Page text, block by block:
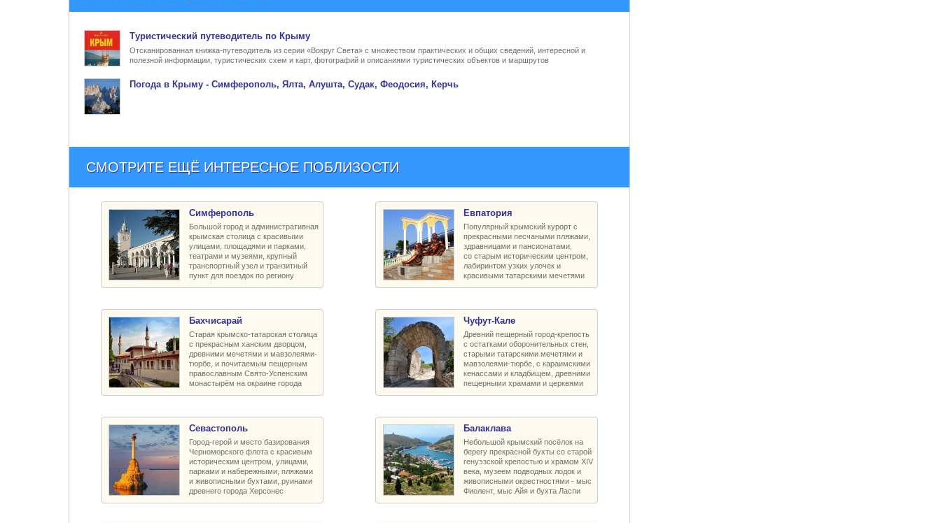
Туристический путеводитель по Крыму
Отсканированная книжка-путеводитель из серии «Вокруг Света» с множеством практических и общих сведений, интересной и
полезной информации, туристических схем и карт, фотографий и описаниями туристических объектов и маршрутов
Погода в Крыму- Симферополь, Ялта, Алушта, Судак, Феодосия, Керчь
СМОТРИТЕ ЕЩЁ ИНТЕРЕСНОЕ ПОБЛИЗОСТИ
Симферополь
Большой город и административная
крымская столица с красивыми
улицами, площадями и парками,
театрами и музеями, крупный
транспортный узел и транзитный
пункт для поездок по региону
Евпатория
Популярный крымский курорт с
прекрасными песчаными пляжами,
здравницами и пансионатами,
со старым историческим центром,
лабиринтом узких улочек и
красивыми татарскими мечетями
Бахчисарай
Старая крымско-татарская столица
с прекрасным ханским дворцом,
древними мечетями и мавзолеями-
тюрбе, и почитаемым пещерным
православным Свято-Успенским
монастырём на окраине города
Чуфут-Кале
Древний пещерный город-крепость
с остатками оборонительных стен,
старыми татарскими мечетями и
мавзолеями-тюрбе, с караимскими
кенассами и кладбищем, древними
пещерными храмами и церквями
Севастополь
Город-герой и место базирования
Черноморского флота с красивым
историческим центром, улицами,
парками и набережными, пляжами
и живописными бухтами, руинами
древнего города Херсонес
Балаклава
Небольшой крымский посёлок на
берегу прекрасной бухты со старой
генуэзской крепостью и храмом XIV
века, музеем подводных лодок и
живописными окрестностями - мыс
Фиолент, мыс Айя и бухта Ласпи